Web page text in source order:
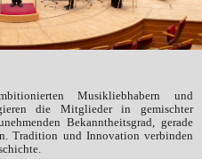
Musikliebhabern und
die Mitglieder in gemischter
Bekanntheitsgrad, gerade
Tradition und Innovation verbinden